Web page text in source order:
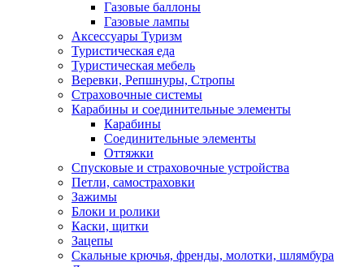
Газовые баллоны
Газовые лампы
Аксессуары Туризм
Туристическая еда
Туристическая мебель
Веревки, Репшнуры, Стропы
Страховочные системы
Карабины и соединительные элементы
Карабины
Соединительные элементы
Оттяжки
Спусковые и страховочные устройства
Петли, самостраховки
Зажимы
Блоки и ролики
Каски, щитки
Зацепы
Скальные крючья, френды, молотки, шлямбура